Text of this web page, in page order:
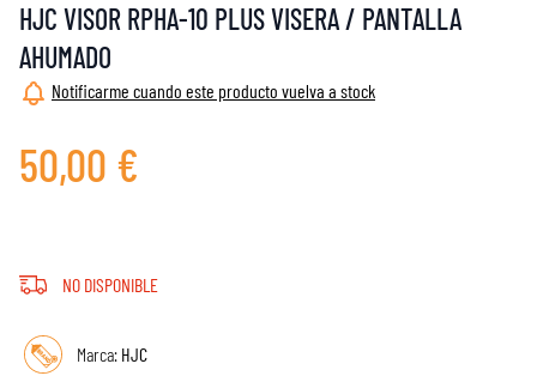
HJC VISOR RPHA-10 PLUS VISERA / PANTALLA
AHUMADO
Notificarme cuando este producto vuelva a stock
50,00 €
NO DISPONIBLE
Marca: HJC